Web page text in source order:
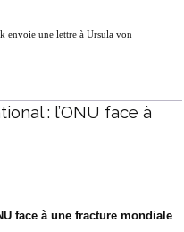
envoie une lettre à Ursula von
: l’ONU face à
face à une fracture mondiale